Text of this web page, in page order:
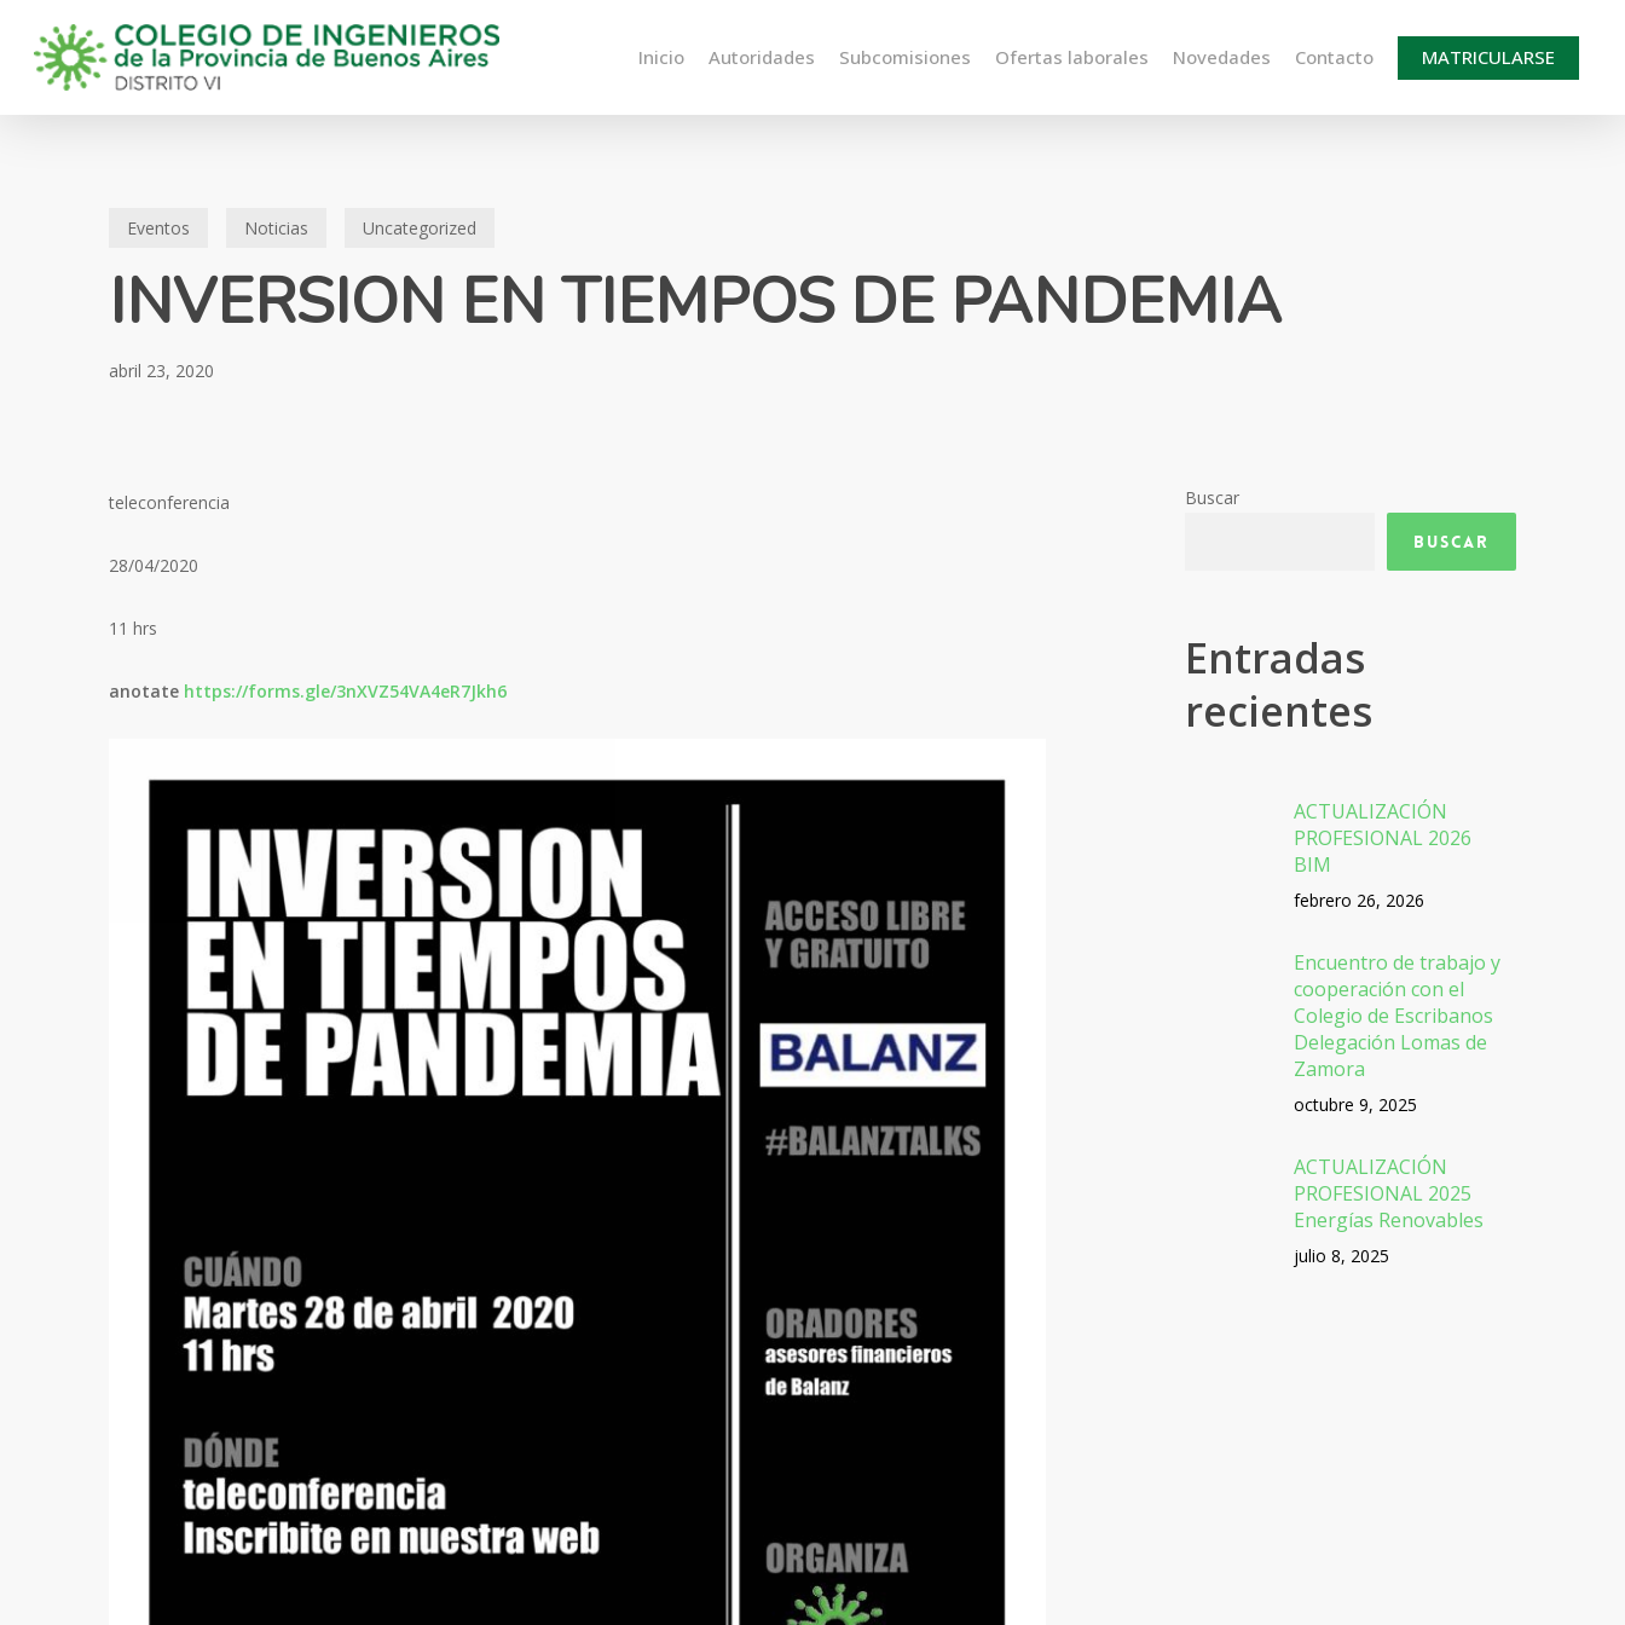
main
Inicio Autoridades Subcomisiones Ofertas laborales Novedades Contacto MATRICULARSE
Eventos Noticias Uncategorized
INVERSION EN TIEMPOS DE PANDEMIA
abril 23, 2020
teleconferencia
28/04/2020
11 hrs
anotate https://forms.gle/3nXVZ54VA4eR7Jkh6
Buscar
Buscar
Entradas
recientes
ACTUALIZACIÓN
PROFESIONAL 2026
BIM
febrero 26, 2026
Encuentro de trabajo y
cooperación con el
Colegio de Escribanos
Delegación Lomas de
Zamora
octubre 9, 2025
ACTUALIZACIÓN
PROFESIONAL 2025
Energías Renovables
julio 8, 2025